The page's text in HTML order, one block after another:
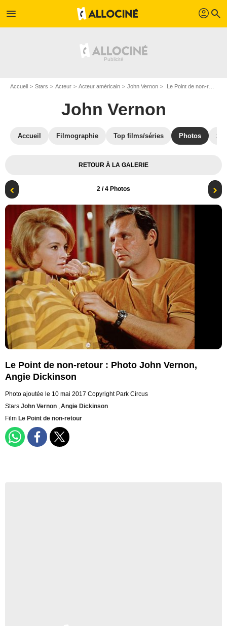
menu profil search
Accueil Stars Acteur Acteur américain John Vernon Le Point de non-retour : Photo John Vernon, Angie Dickinson
John Vernon
Accueil Filmographie Top films/séries Photos
RETOUR À LA GALERIE
2 / 4 Photos
Le Point de non-retour : Photo John Vernon,
Angie Dickinson
Photo ajoutée le 10 mai 2017 Copyright Park Circus
Stars John Vernon ,Angie Dickinson
Film Le Point de non-retour